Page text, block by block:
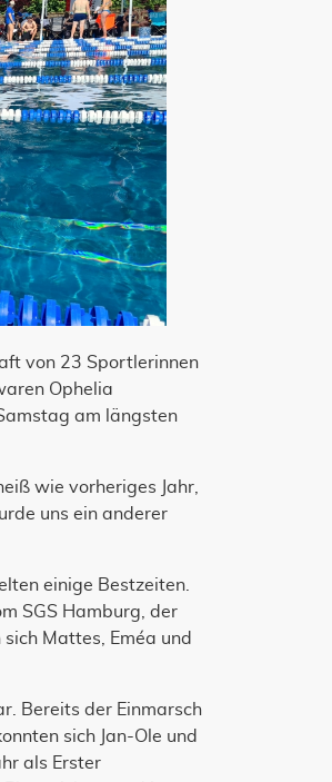
von 23 Sportlerinnen
Ophelia
am längsten
wie vorheriges Jahr,
uns ein anderer
einige Bestzeiten.
SGS Hamburg, der
Mattes, Eméa und
Bereits der Einmarsch
sich Jan-Ole und
als Erster